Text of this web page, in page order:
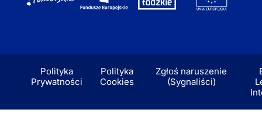
Polityka
Prywatności
Polityka
Cookies
Zgłoś naruszenie
(Sygnaliści)